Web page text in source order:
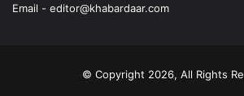
Email - editor@khabardaar.com
© Copyright 2026, All Rights